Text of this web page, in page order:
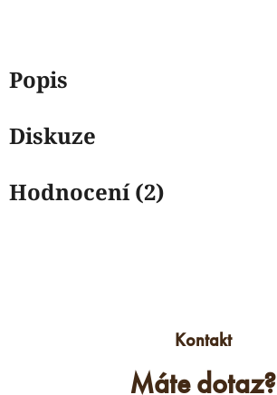
Popis
Diskuze
Hodnocení (2)
Kontakt
Máte dotaz?